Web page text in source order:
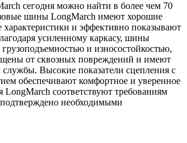
сегодня можно найти в более чем 70
шины LongMarch имеют хорошие
характеристики и эффективно показывают
усиленному каркасу, шины
и износостойкостью,
от сквозных повреждений и имеют
Высокие показатели сцепления с
обеспечивают комфортное и уверенное
LongMarch соответствуют требованиям
подтверждено необходимыми